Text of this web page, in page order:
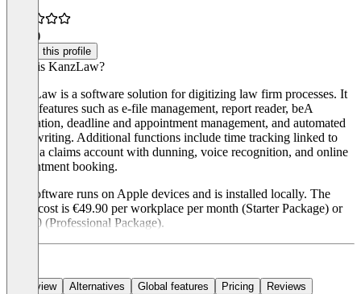
(4)
Claim this profile
What is KanzLaw?
KanzLaw is a software solution for digitizing law firm processes. It
offers features such as e-file management, report reader, beA
integration, deadline and appointment management, and automated
letter writing. Additional functions include time tracking linked to
cases, a claims account with dunning, voice recognition, and online
appointment booking.
The software runs on Apple devices and is installed locally. The
rental cost is €49.90 per workplace per month (Starter Package) or
€69.90 (Professional Package).
Overview Alternatives Global features Pricing Reviews